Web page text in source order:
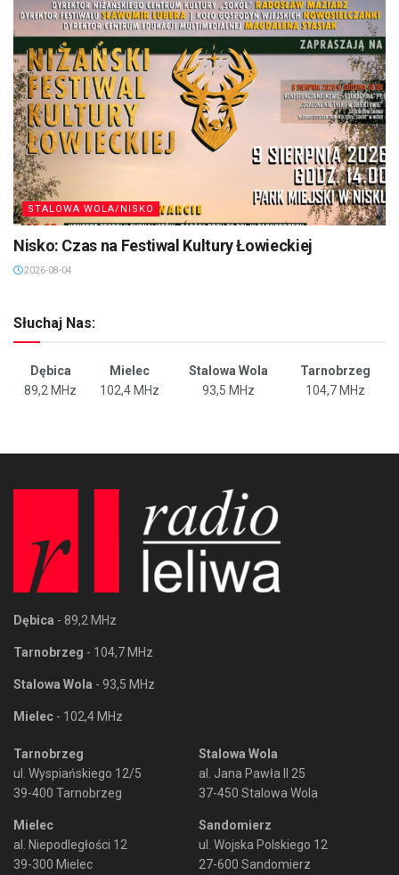
STALOWA WOLA/NISKO
Nisko: Czas na Festiwal Kultury Łowieckiej
2026-08-04
Słuchaj Nas:
Dębica Mielec Stalowa Wola
Tarnobrzeg
89,2 MHz
102,4 MHz 93,5 MHz 104,7 MHz
Dębica - 89,2 MHz
Tarnobrzeg - 104,7 MHz
Stalowa Wola - 93,5 MHz
Mielec - 102,4 MHz
Tarnobrzeg
ul. Wyspiańskiego 12/5
39-400 Tarnobrzeg
Mielec
al. Niepodległości 12
39-300 Mielec
Stalowa Wola
al. Jana Pawła II 25
37-450 Stalowa Wola
Sandomierz
ul. Wojska Polskiego 12
27-600 Sandomierz